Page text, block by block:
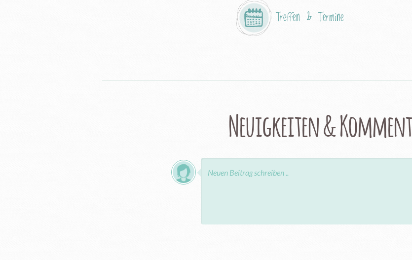
Treffen & Termine
Neuigkeiten &